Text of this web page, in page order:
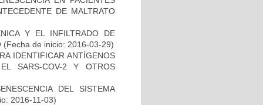
DE MALTRATO
Y EL INFILTRADO DE
(Fecha de inicio: 2016-03-29)
IDENTIFICAR ANTÍGENOS
SARS-COV-2 Y OTROS
DEL SISTEMA
2016-11-03)